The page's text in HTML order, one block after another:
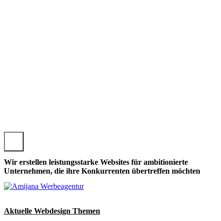
Wir erstellen leistungsstarke Websites für ambitionierte
Unternehmen, die ihre Konkurrenten übertreffen möchten
Aktuelle Webdesign Themen